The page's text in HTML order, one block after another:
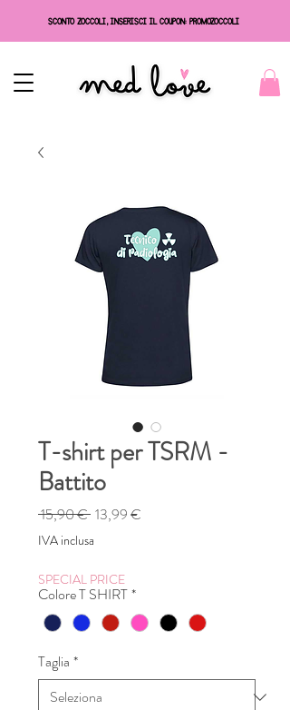
SCONTO ZOCCOLI, INSERISCI IL COUPON: PROMOZOCCOLI
T-shirt per TSRM -
Battito
15,90 € Prezzo
13,99 €
IVA inclusa
SPECIAL PRICE
Colore T SHIRT*
Taglia *